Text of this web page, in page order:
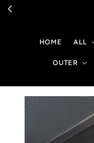
HOME ALL
OUTER